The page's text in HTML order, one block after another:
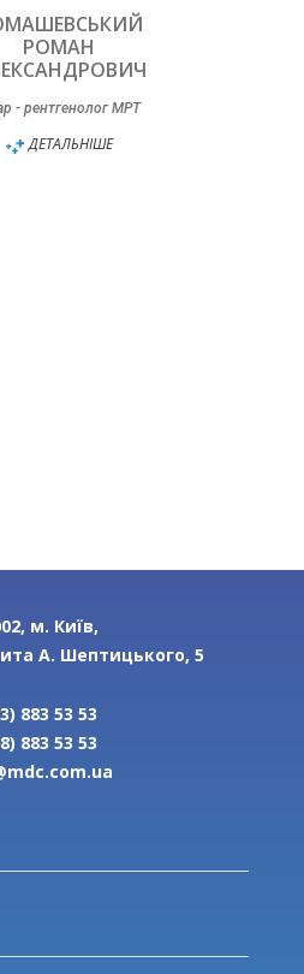
РОМАН
- рентгенолог МРТ
ДЕТАЛЬНІШЕ
м. Київ,
А. Шептицького, 5
883 53 53
883 53 53